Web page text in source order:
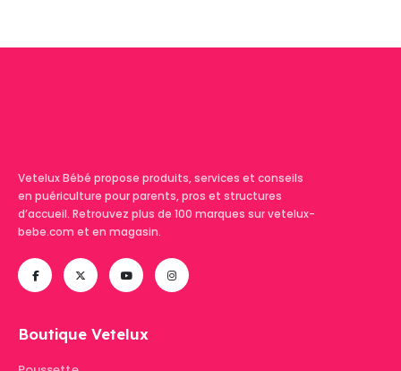
Vetelux Bébé propose produits, services et conseils
en puériculture pour parents, pros et structures
d’accueil. Retrouvez plus de 100 marques sur vetelux-
bebe.com et en magasin.
Boutique Vetelux